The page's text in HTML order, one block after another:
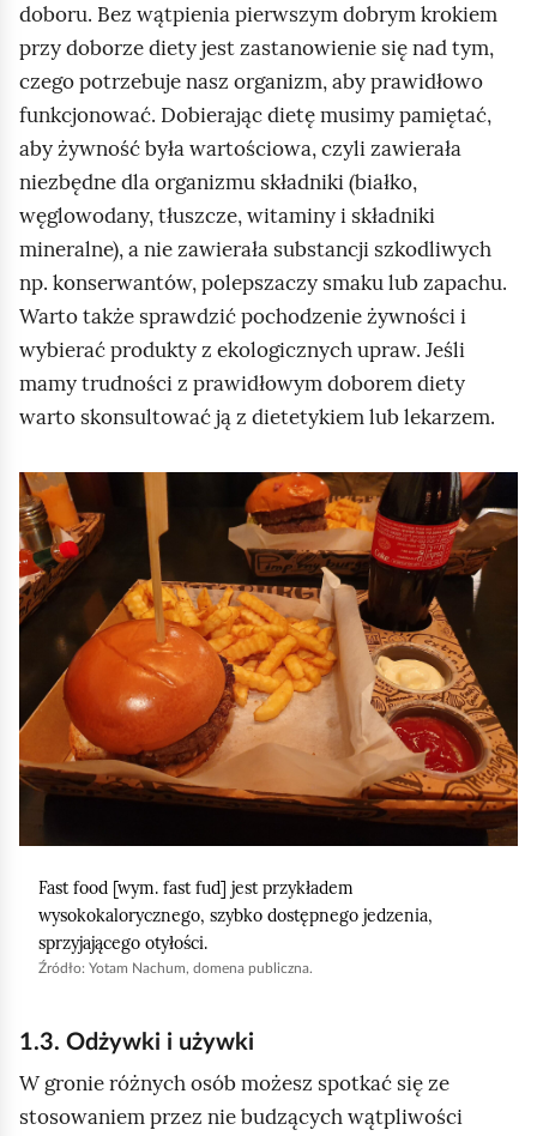
doboru. Bez wątpienia pierwszym dobrym krokiem
przy doborze diety jest zastanowienie się nad tym,
czego potrzebuje nasz organizm, aby prawidłowo
funkcjonować. Dobierając dietę musimy pamiętać,
aby żywność była wartościowa, czyli zawierała
niezbędne dla organizmu składniki (białko,
węglowodany, tłuszcze, witaminy i składniki
mineralne), a nie zawierała substancji szkodliwych
np. konserwantów, polepszaczy smaku lub zapachu.
Warto także sprawdzić pochodzenie żywności i
wybierać produkty z ekologicznych upraw. Jeśli
mamy trudności z prawidłowym doborem diety
warto skonsultować ją z dietetykiem lub lekarzem.
K
l
i
k
n
,
a
b
ć
Fast food [wym. fast fud] jest przykładem
wysokokalorycznego, szybko dostępnego jedzenia,
sprzyjającego otyłości.
Źródło: Yotam Nachum, domena publiczna.
1.3. Odżywki i używki
W gronie różnych osób możesz spotkać się ze
stosowaniem przez nie budzących wątpliwości